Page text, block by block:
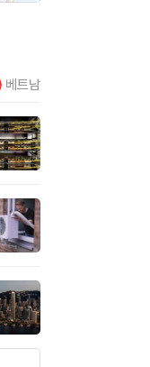
베트남